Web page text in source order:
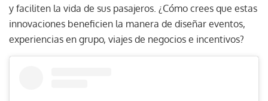
y faciliten la vida de sus pasajeros. ¿Cómo crees que estas
innovaciones beneficien la manera de diseñar eventos,
experiencias en grupo, viajes de negocios e incentivos?